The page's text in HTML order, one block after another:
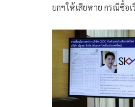
ยกฯให้เสียหาย กรณีซื้อเ
แค่นี้เก็บไว้แถลงข่าวร